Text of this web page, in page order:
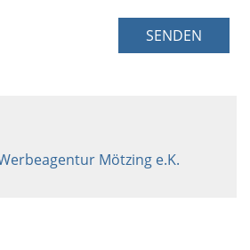
SENDEN
Mötzing e.K.